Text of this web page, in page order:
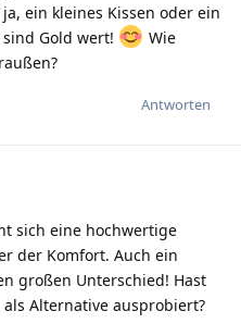
ein kleines Kissen oder ein
Gold wert!
Wie
Antworten
sich eine hochwertige
der Komfort. Auch ein
großen Unterschied! Hast
Alternative ausprobiert?